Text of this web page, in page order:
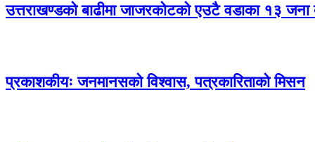
उत्तराखण्डको बाढीमा जाजरकोटको एउटै वडाका १३ जना
प्रकाशकीयः जनमानसको विश्वास, पत्रकारिताको मिसन